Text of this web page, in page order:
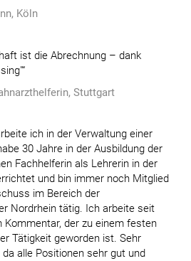
Köln
ist die Abrechnung – dank
Stuttgart
ich in der Verwaltung einer
30 Jahre in der Ausbildung der
Fachhelferin als Lehrerin in der
und bin immer noch Mitglied
im Bereich der
Nordrhein tätig. Ich arbeite seit
Kommentar, der zu einem festen
Tätigkeit geworden ist. Sehr
alle Positionen sehr gut und